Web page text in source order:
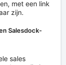
met een link
zijn.
Salesdock-
sales